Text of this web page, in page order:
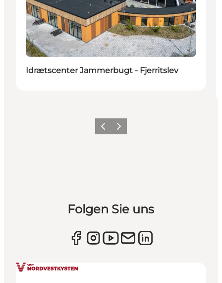
Idrætscenter Jammerbugt - Fjerritslev
ZurückWeiter
Folgen Sie uns